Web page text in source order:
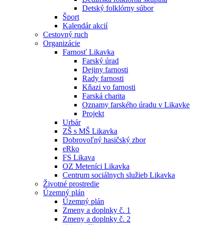
Detský folklórny súbor
Šport
Kalendár akcií
Cestovný ruch
Organizácie
Farnosť Likavka
Farský úrad
Dejiny farnosti
Rady farnosti
Kňazi vo farnosti
Farská charita
Oznamy farského úradu v Likavke
Projekt
Urbár
ZŠ s MŠ Likavka
Dobrovoľný hasičský zbor
eRko
FS Likava
OZ Meteníci Likavka
Centrum sociálnych služieb Likavka
Životné prostredie
Územný plán
Územný plán
Zmeny a doplnky č. 1
Zmeny a doplnky č. 2